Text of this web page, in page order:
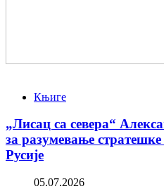
Књиге
„Лисац са севера“
за разумевање
Русије
05.07.2026